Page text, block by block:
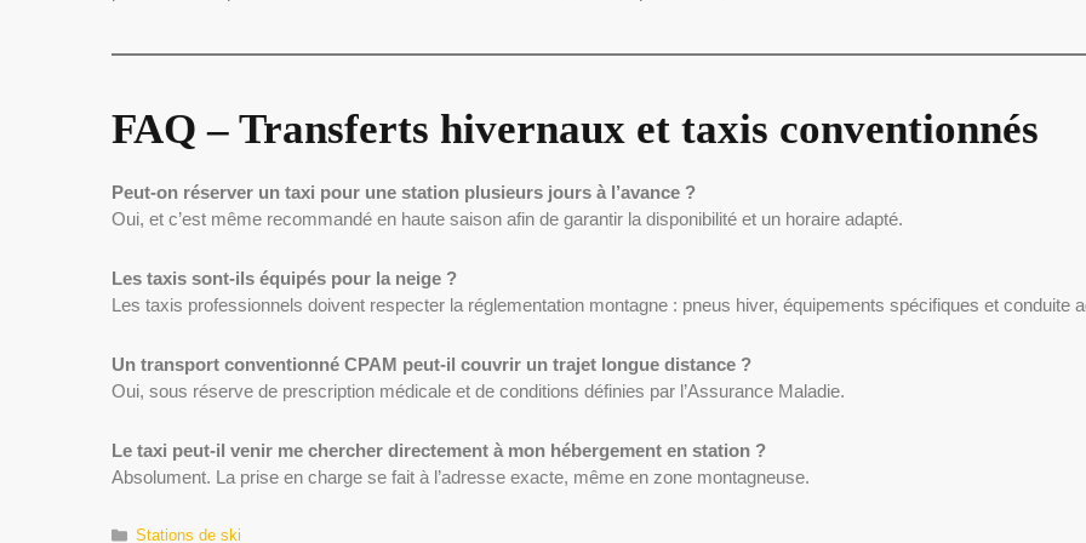
FAQ – Transferts hivernaux et taxis conventionnés
Peut-on réserver un taxi pour une station plusieurs jours à l’avance ?
Oui, et c’est même recommandé en haute saison afin de garantir la disponibilité et un horaire adapté.
Les taxis sont-ils équipés pour la neige ?
Les taxis professionnels doivent respecter la réglementation montagne : pneus hiver, équipements spécifiques et conduite
Un transport conventionné CPAM peut-il couvrir un trajet longue distance ?
Oui, sous réserve de prescription médicale et de conditions définies par l’Assurance Maladie.
Le taxi peut-il venir me chercher directement à mon hébergement en station ?
Absolument. La prise en charge se fait à l’adresse exacte, même en zone montagneuse.
Catégories
Stations de ski